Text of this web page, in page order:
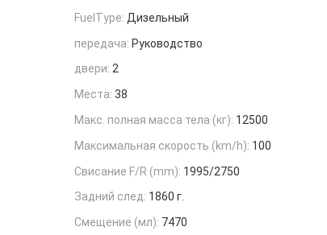
FuelType: Дизельный
передача: Руководство
двери: 2
Места: 38
Макс. полная масса тела (кг): 12500
Максимальная скорость (km/h): 100
Свисание F/R (mm): 1995/2750
Задний след: 1860 г.
Смещение (мл): 7470